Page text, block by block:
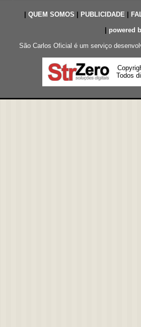
QUEM SOMOS PUBLICIDADE|
powered
São Carlos Oficial é um serviço
Todos